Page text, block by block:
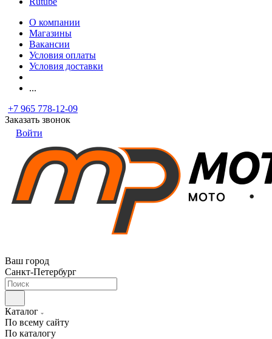
О компании
Магазины
Вакансии
Условия оплаты
Условия доставки
...
+7 965 778-12-09
Заказать звонок
Войти
Ваш город
Санкт-Петербург
Каталог
По всему сайту
По каталогу